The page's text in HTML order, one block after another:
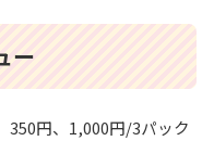
ー
350円、1,000円/3パック